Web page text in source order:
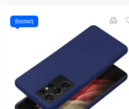
Βασική